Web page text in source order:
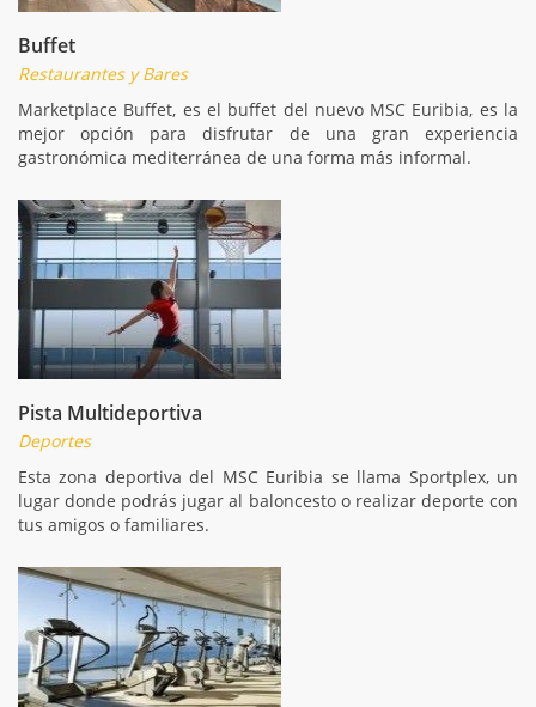
Buffet
Restaurantes y Bares
Marketplace Buffet, es el buffet del nuevo MSC Euribia, es la
mejor opción para disfrutar de una gran experiencia
gastronómica mediterránea de una forma más informal.
Pista Multideportiva
Deportes
Esta zona deportiva del MSC Euribia se llama Sportplex, un
lugar donde podrás jugar al baloncesto o realizar deporte con
tus amigos o familiares.